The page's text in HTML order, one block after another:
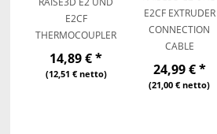
E2CF
THERMOCOUPLER
14,89 €*
(12,51 € netto)
E2CF EXTRUDER
CONNECTION
CABLE
24,99 €*
(21,00 € netto)